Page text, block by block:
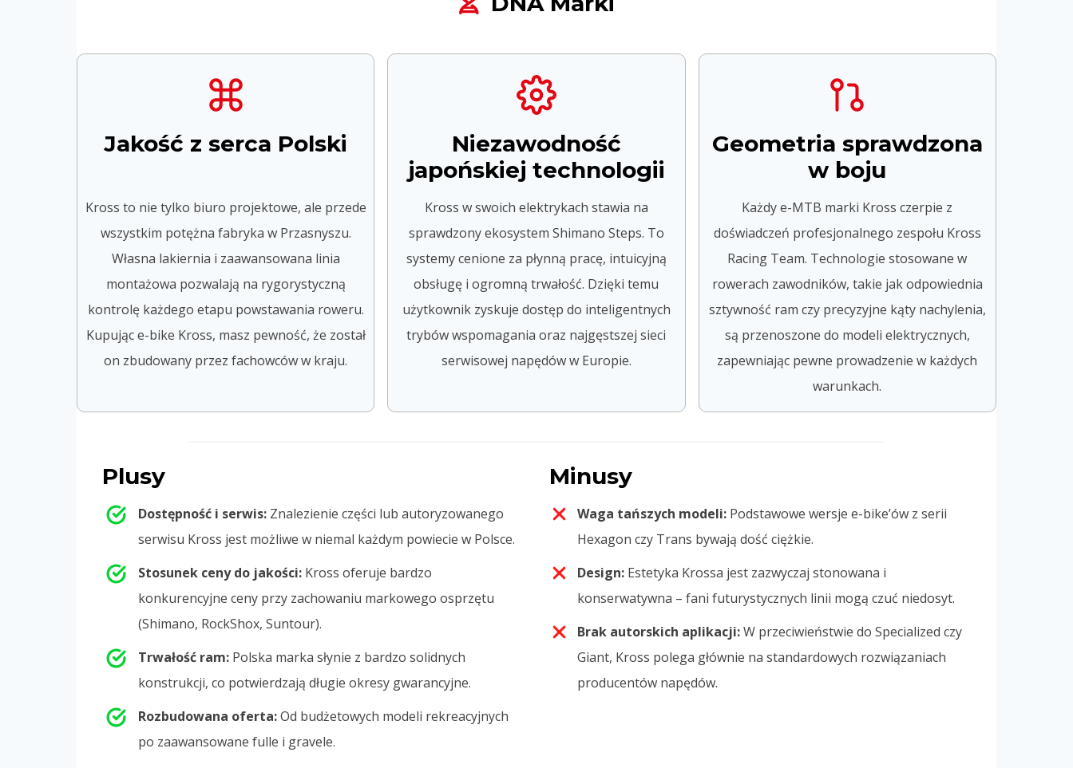
Jakość z serca Polski
Kross to nie tylko biuro projektowe, ale przede
wszystkim potężna fabryka w Przasnyszu.
Własna lakiernia i zaawansowana linia
montażowa pozwalają na rygorystyczną
kontrolę każdego etapu powstawania roweru.
Kupując e-bike Kross, masz pewność, że został
on zbudowany przez fachowców w kraju.
Niezawodność
japońskiej technologii
Kross w swoich elektrykach stawia na
sprawdzony ekosystem Shimano Steps. To
systemy cenione za płynną pracę, intuicyjną
obsługę i ogromną trwałość. Dzięki temu
użytkownik zyskuje dostęp do inteligentnych
trybów wspomagania oraz najgęstszej sieci
serwisowej napędów w Europie.
Geometria sprawdzona
w boju
Każdy e-MTB marki Kross czerpie z
doświadczeń profesjonalnego zespołu Kross
Racing Team. Technologie stosowane w
rowerach zawodników, takie jak odpowiednia
sztywność ram czy precyzyjne kąty nachylenia,
są przenoszone do modeli elektrycznych,
zapewniając pewne prowadzenie w każdych
warunkach.
Plusy
Dostępność i serwis: Znalezienie części lub autoryzowanego
serwisu Kross jest możliwe w niemal każdym powiecie w Polsce.
Stosunek ceny do jakości: Kross oferuje bardzo
konkurencyjne ceny przy zachowaniu markowego osprzętu
(Shimano, RockShox, Suntour).
Trwałość ram: Polska marka słynie z bardzo solidnych
konstrukcji, co potwierdzają długie okresy gwarancyjne.
Rozbudowana oferta:Od budżetowych modeli rekreacyjnych
po zaawansowane fulle i gravele.
Minusy
Waga tańszych modeli: Podstawowe wersje e-bike’ów z serii
Hexagon czy Trans bywają dość ciężkie.
Design: Estetyka Krossa jest zazwyczaj stonowana i
konserwatywna – fani futurystycznych linii mogą czuć niedosyt.
Brak autorskich aplikacji:W przeciwieństwie do Specialized czy
Giant, Kross polega głównie na standardowych rozwiązaniach
producentów napędów.